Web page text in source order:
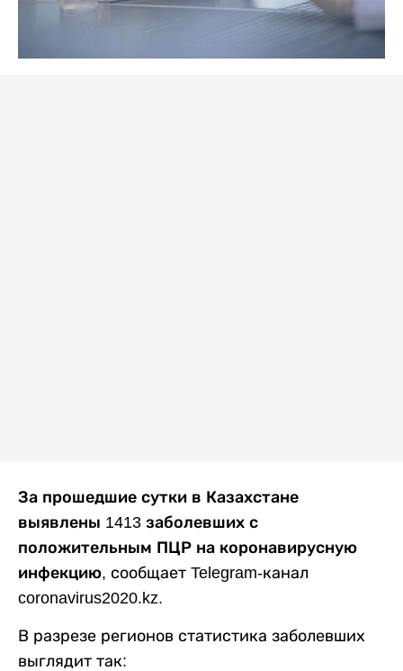
За прошедшие сутки в Казахстане
выявлены 1413 заболевших с
положительным ПЦР на коронавирусную
инфекцию, сообщает Telegram-канал
coronavirus2020.kz.
В разрезе регионов статистика заболевших
выглядит так: